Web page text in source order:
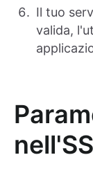
Il tuo
valida,